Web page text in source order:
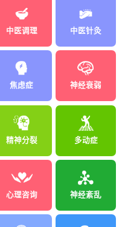
中医调理 中医针灸
焦虑症 神经衰弱
精神分裂 多动症
心理咨询 神经紊乱